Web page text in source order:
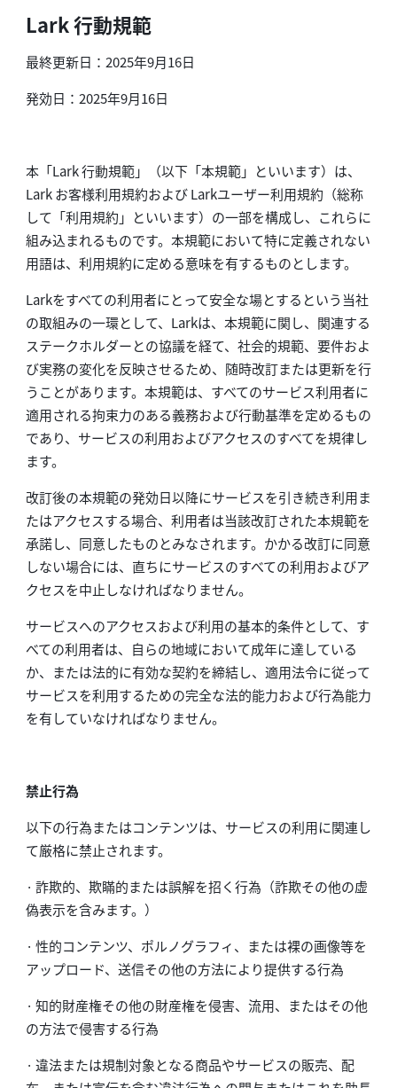
Lark 行動規範
最終更新日：2025年9月16日
発効日：2025年9月16日
本「Lark 行動規範」（以下「本規範」といいます）は、
Lark お客様利用規約および Larkユーザー利用規約（総称
して「利用規約」といいます）の一部を構成し、これらに
組み込まれるものです。本規範において特に定義されない
用語は、利用規約に定める意味を有するものとします。
Larkをすべての利用者にとって安全な場とするという当社
の取組みの一環として、Larkは、本規範に関し、関連する
ステークホルダーとの協議を経て、社会的規範、要件およ
び実務の変化を反映させるため、随時改訂または更新を行
うことがあります。本規範は、すべてのサービス利用者に
適用される拘束力のある義務および行動基準を定めるもの
であり、サービスの利用およびアクセスのすべてを規律し
ます。
改訂後の本規範の発効日以降にサービスを引き続き利用ま
たはアクセスする場合、利用者は当該改訂された本規範を
承諾し、同意したものとみなされます。かかる改訂に同意
しない場合には、直ちにサービスのすべての利用およびア
クセスを中止しなければなりません。
サービスへのアクセスおよび利用の基本的条件として、す
べての利用者は、自らの地域において成年に達している
か、または法的に有効な契約を締結し、適用法令に従って
サービスを利用するための完全な法的能力および行為能力
を有していなければなりません。
禁止行為
以下の行為またはコンテンツは、サービスの利用に関連し
て厳格に禁止されます。
· 詐欺的、欺瞞的または誤解を招く行為（詐欺その他の虚
偽表示を含みます。）
· 性的コンテンツ、ポルノグラフィ、または裸の画像等を
アップロード、送信その他の方法により提供する行為
· 知的財産権その他の財産権を侵害、流用、またはその他
の方法で侵害する行為
· 違法または規制対象となる商品やサービスの販売、配